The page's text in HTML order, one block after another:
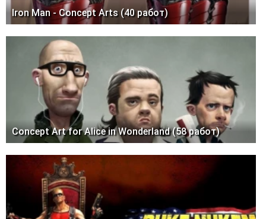
Iron Man - Concept Arts (40 работ)
Concept Art for Alice in Wonderland (58 работ)